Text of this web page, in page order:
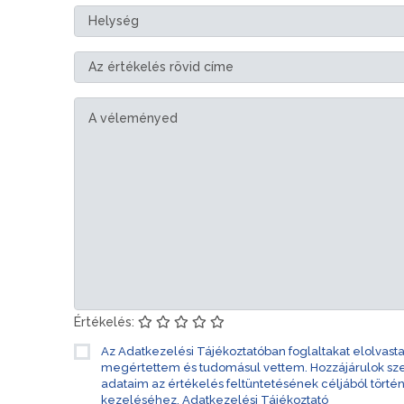
Értékelés:
Az Adatkezelési Tájékoztatóban foglaltakat
megértettem és tudomásul vettem. Hozzájárulok
adataim az értékelés feltüntetésének céljából
kezeléséhez. Adatkezelési Tájékoztató